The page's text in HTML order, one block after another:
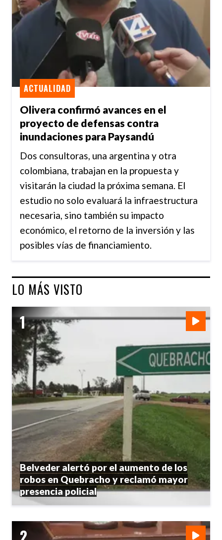
Olivera confirmó avances en el
proyecto de defensas contra
inundaciones para Paysandú
ACTUALIDAD
Dos consultoras, una argentina y otra
colombiana, trabajan en la propuesta y
visitarán la ciudad la próxima semana. El
estudio no solo evaluará la infraestructura
necesaria, sino también su impacto
económico, el retorno de la inversión y las
posibles vías de financiamiento.
LO MÁS VISTO
Belveder alertó por el aumento de los
robos en Quebracho y reclamó mayor
presencia policial